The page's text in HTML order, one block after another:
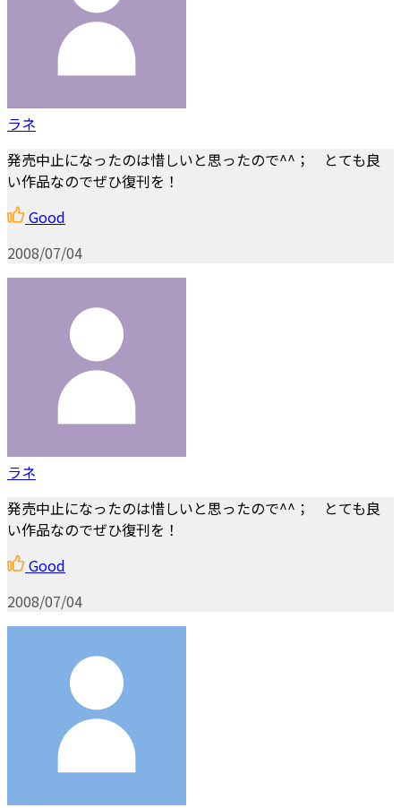
ラネ
発売中止になったのは惜しいと思ったので^^； とても良
い作品なのでぜひ復刊を！
Good
2008/07/04
ラネ
発売中止になったのは惜しいと思ったので^^； とても良
い作品なのでぜひ復刊を！
Good
2008/07/04